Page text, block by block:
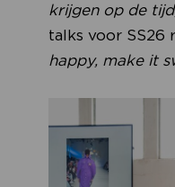
krijgen op de
talks voor
happy, make it